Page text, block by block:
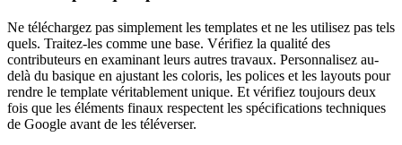
Ne téléchargez pas simplement les templates et ne les utilisez pas tels
quels. Traitez-les comme une base. Vérifiez la qualité des
contributeurs en examinant leurs autres travaux. Personnalisez au-
delà du basique en ajustant les coloris, les polices et les layouts pour
rendre le template véritablement unique. Et vérifiez toujours deux
fois que les éléments finaux respectent les spécifications techniques
de Google avant de les téléverser.